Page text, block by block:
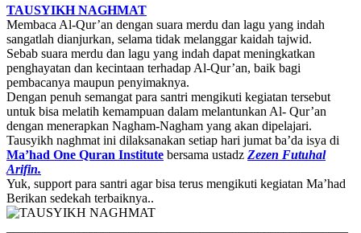
TAUSYIKH NAGHMAT
Membaca Al-Qur’an dengan suara merdu dan lagu yang indah
sangatlah dianjurkan, selama tidak melanggar kaidah tajwid.
Sebab suara merdu dan lagu yang indah dapat meningkatkan
penghayatan dan kecintaan terhadap Al-Qur’an, baik bagi
pembacanya maupun penyimaknya.
Dengan penuh semangat para santri mengikuti kegiatan tersebut
untuk bisa melatih kemampuan dalam melantunkan Al- Qur’an
dengan menerapkan Nagham-Nagham yang akan dipelajari.
Tausyikh naghmat ini dilaksanakan setiap hari jumat ba’da isya di
Ma’had One Quran Institute bersama ustadz Zezen Futuhal
Arifin.
Yuk, support para santri agar bisa terus mengikuti kegiatan Ma’had
Berikan sedekah terbaiknya..